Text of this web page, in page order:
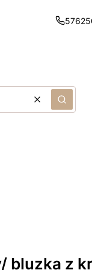
WyczyśćSzukaj
bluzka z